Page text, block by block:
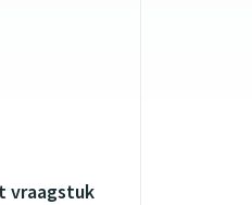
vraagstuk